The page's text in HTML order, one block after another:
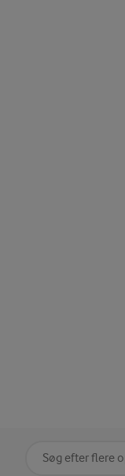
Søg på kategori